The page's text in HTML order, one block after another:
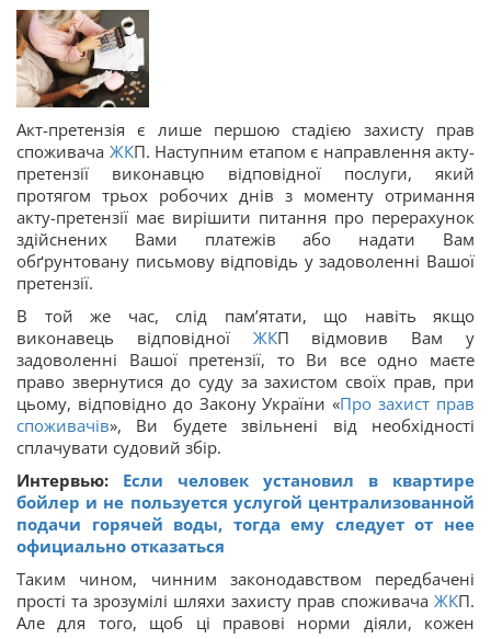
Акт-претензія є лише першою стадією захисту прав
споживача ЖКП. Наступним етапом є направлення акту-
претензії виконавцю відповідної послуги, який
протягом трьох робочих днів з моменту отримання
акту-претензії має вирішити питання про перерахунок
здійснених Вами платежів або надати Вам
обґрунтовану письмову відповідь у задоволенні Вашої
претензії.
В той же час, слід пам’ятати, що навіть якщо
виконавець відповідної ЖКП відмовив Вам у
задоволенні Вашої претензії, то Ви все одно маєте
право звернутися до суду за захистом своїх прав, при
цьому, відповідно до Закону України «Про захист прав
споживачів», Ви будете звільнені від необхідності
сплачувати судовий збір.
Интервью: Если человек установил в квартире
бойлер и не пользуется услугой централизованной
подачи горячей воды, тогда ему следует от нее
официально отказаться
Таким чином, чинним законодавством передбачені
прості та зрозумілі шляхи захисту прав споживача ЖКП.
Але для того, щоб ці правові норми діяли, кожен